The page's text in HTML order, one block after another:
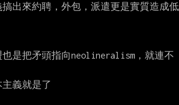
出來約聘，外包，派遣更是實質造成低
也是把矛頭指向neolineralism，就連不
義就是了